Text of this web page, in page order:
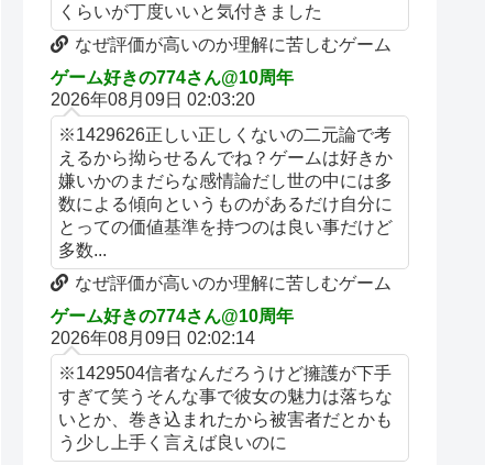
くらいが丁度いいと気付きました
なぜ評価が高いのか理解に苦しむゲーム
ゲーム好きの774さん@10周年
2026年08月09日 02:03:20
※1429626正しい正しくないの二元論で考
えるから拗らせるんでね？ゲームは好きか
嫌いかのまだらな感情論だし世の中には多
数による傾向というものがあるだけ自分に
とっての価値基準を持つのは良い事だけど
多数...
なぜ評価が高いのか理解に苦しむゲーム
ゲーム好きの774さん@10周年
2026年08月09日 02:02:14
※1429504信者なんだろうけど擁護が下手
すぎて笑うそんな事で彼女の魅力は落ちな
いとか、巻き込まれたから被害者だとかも
う少し上手く言えば良いのに